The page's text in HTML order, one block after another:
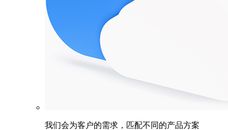
我们会为客户的需求，匹配不同的产品方案